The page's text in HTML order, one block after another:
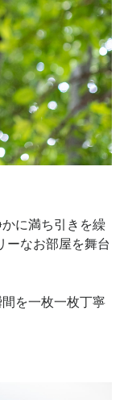
に満ち引きを繰
ーなお部屋を舞台
を一枚一枚丁寧